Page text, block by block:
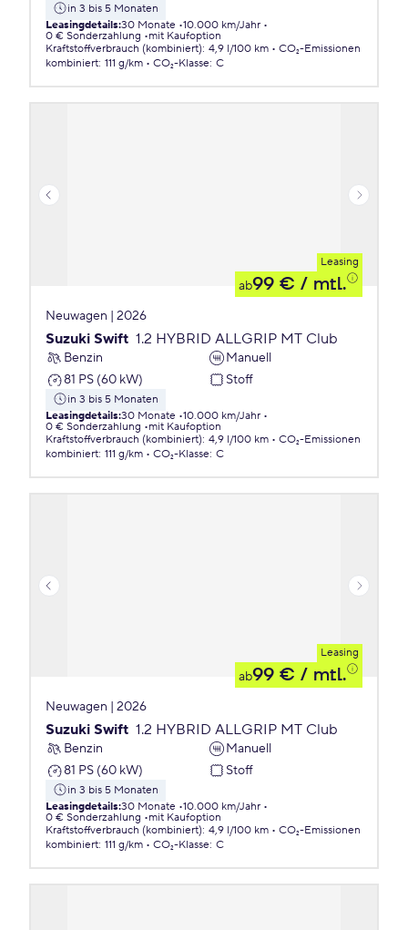
in 3 bis 5 Monaten
Leasingdetails:30 Monate 10.000 km/Jahr
0 € Sonderzahlung
mit Kaufoption
Kraftstoffverbrauch (kombiniert): 4,9 l/100 km
CO₂-Emissionen
kombiniert: 111 g/km CO₂-Klasse: C
Leasing
ab99 € / mtl.
Neuwagen | 2026
Suzuki Swift 1.2 HYBRID ALLGRIP MT Club
Benzin
Manuell
81 PS (60 kW)
Stoff
in 3 bis 5 Monaten
Leasingdetails:30 Monate 10.000 km/Jahr
0 € Sonderzahlung
mit Kaufoption
Kraftstoffverbrauch (kombiniert): 4,9 l/100 km
CO₂-Emissionen
kombiniert: 111 g/km CO₂-Klasse: C
Leasing
ab99 € / mtl.
Neuwagen | 2026
Suzuki Swift 1.2 HYBRID ALLGRIP MT Club
Benzin
Manuell
81 PS (60 kW)
Stoff
in 3 bis 5 Monaten
Leasingdetails:30 Monate 10.000 km/Jahr
0 € Sonderzahlung
mit Kaufoption
Kraftstoffverbrauch (kombiniert): 4,9 l/100 km
CO₂-Emissionen
kombiniert: 111 g/km CO₂-Klasse: C